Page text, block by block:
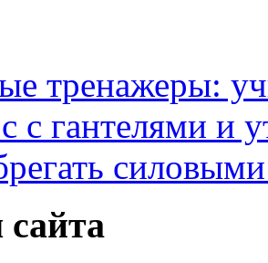
тренажеры:
с гантелями и